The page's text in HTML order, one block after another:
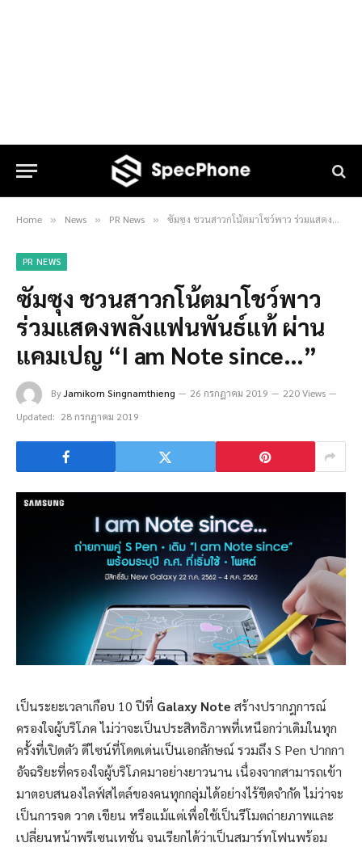
Home » News » PR News » ซัมซุง ชวนสาวกโน้ตมาโชว์พาว ร่วมแสดงพลังแฟนพันธ์แท้ ผ่านแคมเปญ “I am Note since…”
PR NEWS
ซัมซุง ชวนสาวกโน้ตมาโชว์พาว
ร่วมแสดงพลังแฟนพันธ์แท้ ผ่าน
แคมเปญ “I am Note since…”
ByJamikorn Singnamthieng 26 กรกฎาคม 2019
220 Views
Updated: 28 กรกฎาคม 2019
เป็นระยะเวลาเกือบ 10 ปีที่ Galaxy Note สร้างปรากฎการณ์
ครองใจผู้บริโภค ไม่ว่าจะเป็นประสิทธิภาพที่เหนือกว่าเดิมในทุก
ครั้งที่เปิดตัว ดีไซน์ที่โดดเด่นเป็นเอกลักษณ์ รวมถึง S Pen ปากกา
อัจฉริยะที่ครองใจผู้บริโภคมาอย่างยาวนาน เนื่องจากสามารถเข้า
มาตอบสนองไลฟ์สไตล์ของคนทุกกลุ่มได้อย่างไร้ขีดจำกัด ไม่ว่าจะ
เป็นการจด วาด เขียน หรือแม้แต่เพื่อใช้เป็นรีโมตถ่ายภาพและ
เปลี่ยนหน้าพรีเซนเทชั่น จนเรียกได้ว่าเป็นสมาร์ทโฟนพร้อม